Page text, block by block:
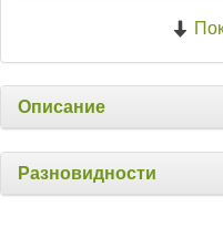
Описание
Разновидности